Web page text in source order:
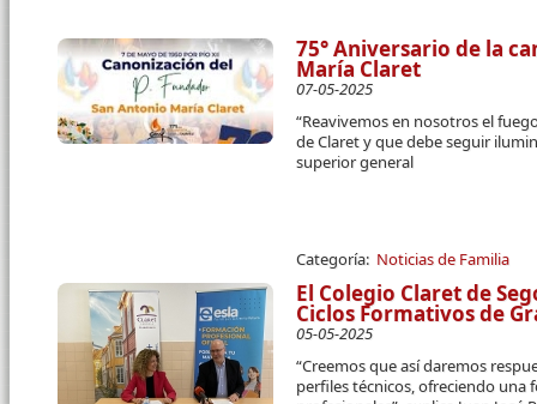
75° Aniversario de la
María Claret
07-05-2025
“Reavivemos en nosotros el
de Claret y que debe seguir
superior general
Categoría: Noticias de Familia
El Colegio Claret de
Ciclos Formativos de
05-05-2025
“Creemos que así daremos
perfiles técnicos, ofreciendo una